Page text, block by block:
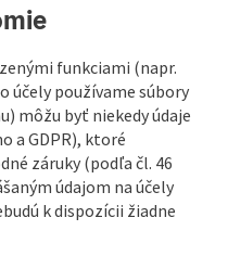
Send
To the
funkciami (napr.
účely používame súbory
môžu byť niekedy údaje
a GDPR), ktoré
záruky (podľa čl. 46
údajom na účely
k dispozícii žiadne